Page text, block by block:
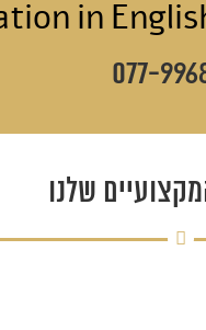
in
077-
שלנו